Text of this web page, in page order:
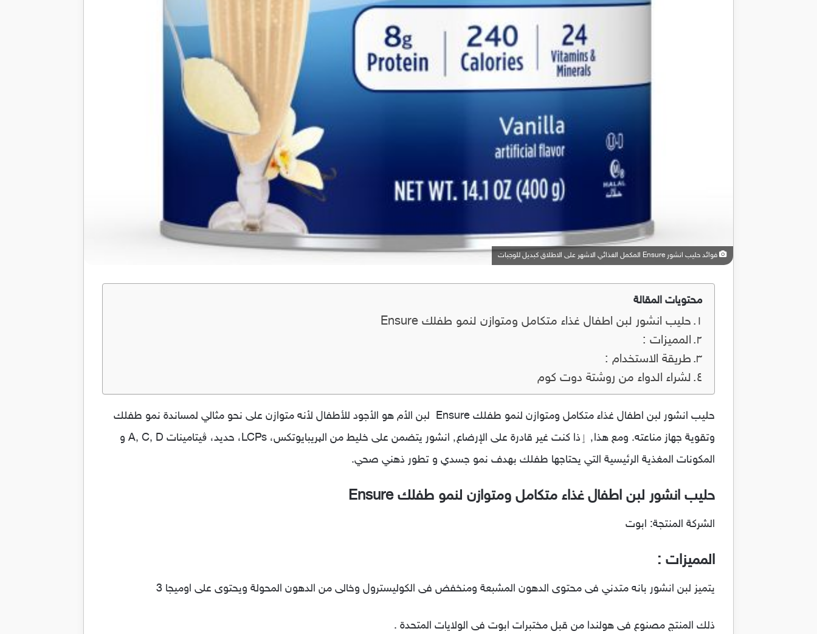
فوائد حليب انشور Ensure المكمل الغذائي الاشهر على الاطلاق كبديل للوجبات
محتويات المقالة
حليب انشور لبن اطفال غذاء متكامل ومتوازن لنمو طفلك Ensure
المميزات :
طريقة الاستخدام :
لشراء الدواء من روشتة دوت كوم
حليب انشور لبن اطفال غذاء متكامل ومتوازن لنمو طفلك Ensure لبن الأم هو الأجود للأطفال لأنه متوازن على نحو مثالي لمساندة نمو طفلك
وتقوية جهاز مناعته. ومع هذا٬ ٳذا كنت غير قادرة على الإرضاع٬ انشور يتضمن على خليط من الپريبايوتكس، LCPs، حديد، ڨيتامينات A, C, D و
المكونات المغذية الرئيسية التي يحتاجها طفلك بهدف نمو جسدي و تطور ذهني صحي.
حليب انشور لبن اطفال غذاء متكامل ومتوازن لنمو طفلك Ensure
الشركة المنتجة: ابوت
المميزات :
يتميز لبن انشور بانه متدني فى محتوى الدهون المشبعة ومنخفض فى الكوليسترول وخالى من الدهون المحولة ويحتوى على اوميجا 3
ذلك المنتج مصنوع فى هولندا من قبل مختبرات ابوت فى الولايات المتحدة .